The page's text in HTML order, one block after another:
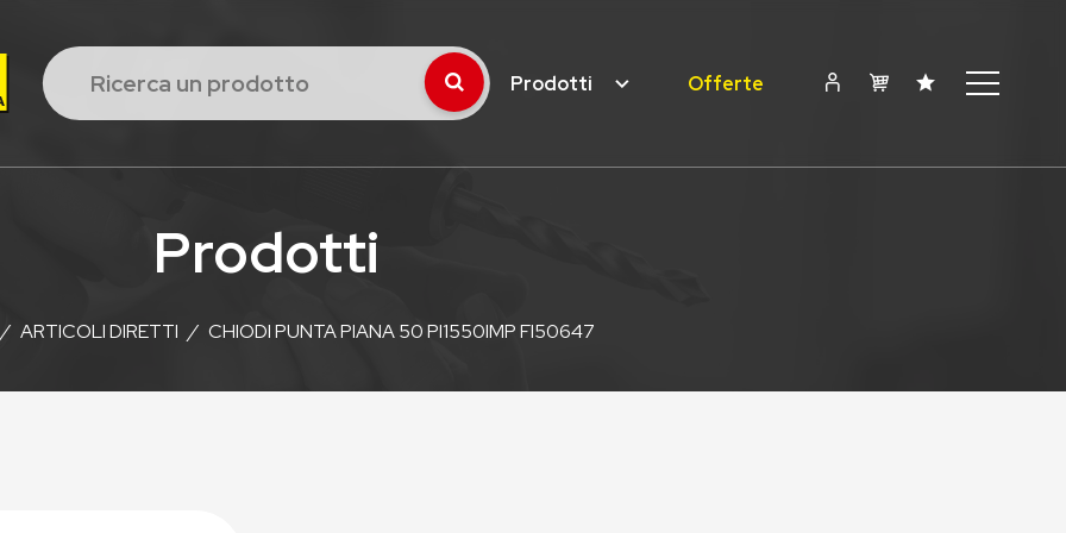
Prodotti Offerte
Prodotti
ARTICOLI DIRETTI / CHIODI PUNTA PIANA 50 PI1550IMP FI50647